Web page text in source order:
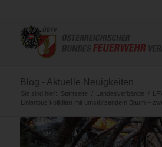
Blog - Aktuelle Neuigkeiten
Sie sind hier: Startseite / Landesverbände /
Linienbus kollidiert mit umstürzendem Baum –